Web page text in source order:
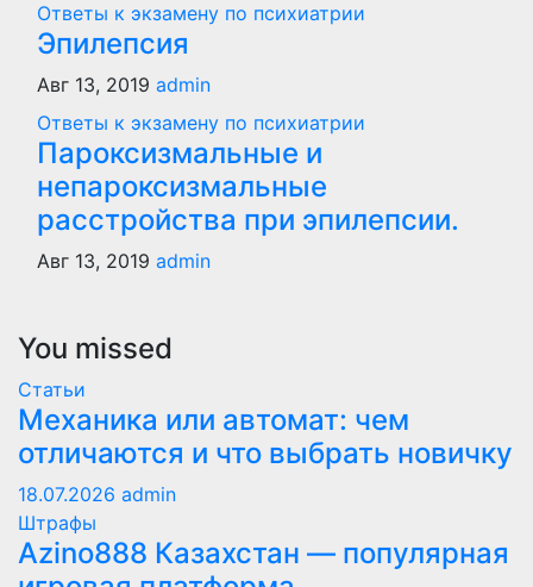
Ответы к экзамену по психиатрии
Эпилепсия
Авг 13, 2019 admin
Ответы к экзамену по психиатрии
Пароксизмальные и
непароксизмальные
расстройства при эпилепсии.
Авг 13, 2019 admin
You missed
Статьи
Механика или автомат: чем
отличаются и что выбрать новичку
18.07.2026 admin
Штрафы
Azino888 Казахстан — популярная